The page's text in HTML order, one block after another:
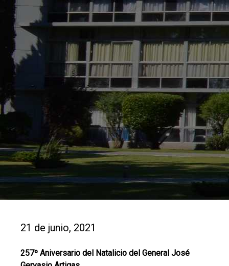
21 de junio, 2021
257º Aniversario del Natalicio del General José